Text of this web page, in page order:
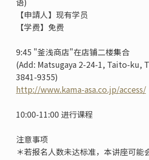
【申請人】现有学员
【学费】免费
9:45 "釜浅商店"在店铺二楼集合
(Add: Matsugaya 2-24-1, Taito-ku,
3841-9355)
http://www.kama-asa.co.jp/access/
10:00-11:00 进行课程
注意事项
＊若报名人数未达标准，本讲座可能